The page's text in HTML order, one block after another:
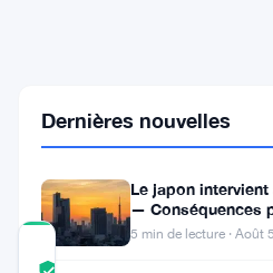
trésoreries
COMMUNITY
Dernières nouvelles
Le japon
— Conséquences
portage crypto
5 min de lecture · Août